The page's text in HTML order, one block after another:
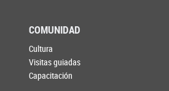
COMUNIDAD
Cultura
Visitas guiadas
Capacitación